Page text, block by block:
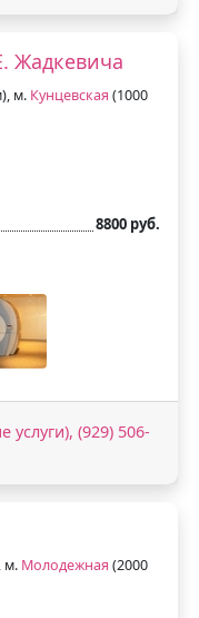
Жадкевича
м. Кунцевская (1000
8800 руб.
услуги), (929) 506-
м. Молодежная (2000